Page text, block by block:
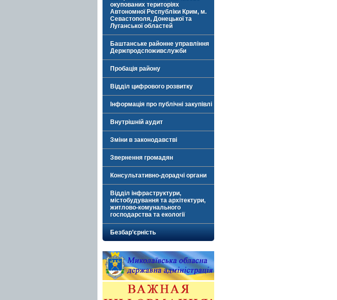
окупованих територіях
Автономної Республіки Крим, м.
Севастополя, Донецької та
Луганської областей
Баштанське районне управління
Держпродспоживслужби
Пробація району
Відділ цифрового розвитку
Інформація про публічні закупівлі
Внутрішній аудит
Зміни в законодавстві
Звернення громадян
Консультативно-дорадчі органи
Відділ інфраструктури,
містобудування та архітектури,
житлово-комунального
господарства та екології
Безбар’єрність